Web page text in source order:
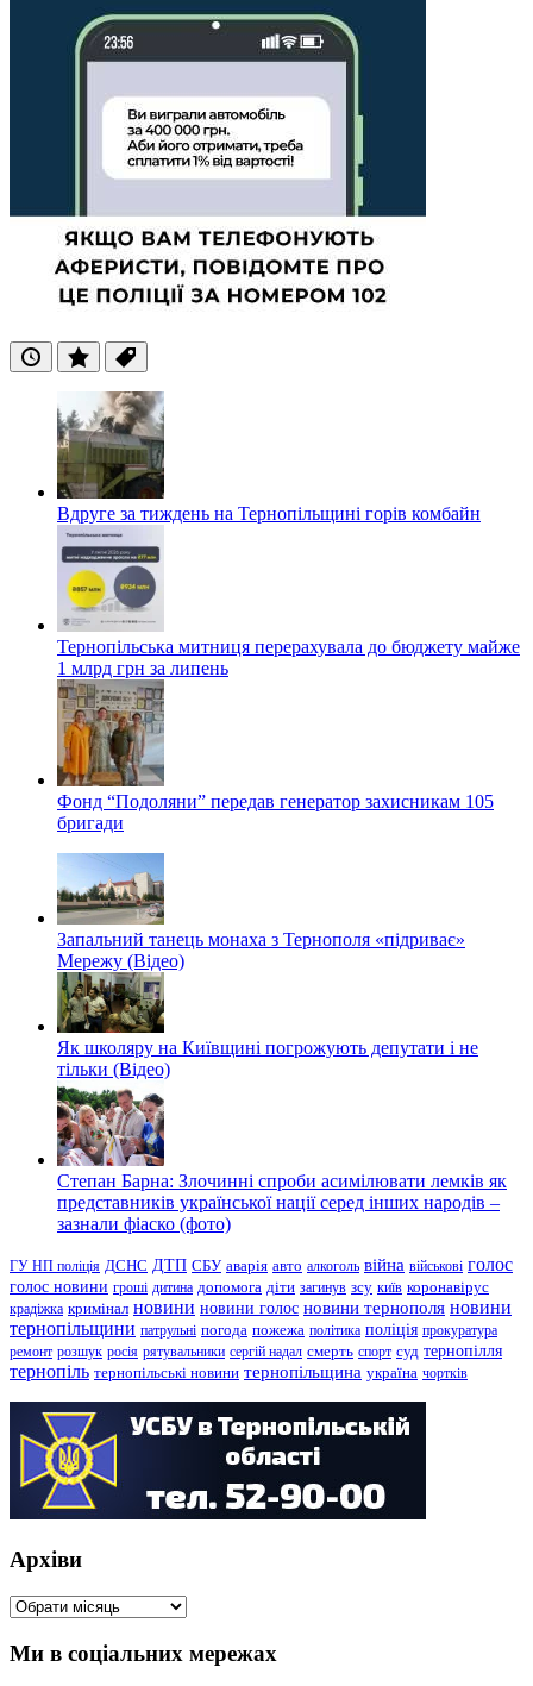
ОстанніПопулярні
Теги
Вдруге за тиждень на Тернопільщині горів комбайн
Тернопільська митниця перерахувала до бюджету майже
1 млрд грн за липень
Фонд “Подоляни” передав генератор захисникам 105
бригади
Запальний танець монаха з Тернополя «підриває»
Мережу (Відео)
Як школяру на Київщині погрожують депутати і не
тільки (Відео)
Степан Барна: Злочинні спроби асимілювати лемків як
представників української нації серед інших народів –
зазнали фіаско (фото)
ГУ НП поліція ДСНС ДТП СБУ аварія авто алкоголь війна військові голос
голос новини гроші дитина допомога діти загинув зсу київ коронавірус
крадіжка кримінал новини новини голос новини тернополя новини
тернопільщини патрульні погода пожежа політика поліція прокуратура
ремонт розшук росія рятувальники сергій надал смерть спорт суд тернопілля
тернопіль тернопільські новини тернопільщина україна чортків
Архіви
Архіви
Ми в соціальних мережах